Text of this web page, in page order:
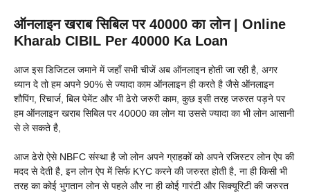
ऑनलाइन खराब सिबिल पर 40000 का लोन | Online
Kharab CIBIL Per 40000 Ka Loan
आज इस डिजिटल जमाने में जहाँ सभी चीजें अब ऑनलाइन होती जा रही है, अगर
ध्यान दे तो हम अपने 90% से ज्यादा काम ऑनलाइन ही करते है जैसे ऑनलाइन
शौपिंग, रिचार्ज, बिल पेमेंट और भी ढेरो जरुरी काम, कुछ इसी तरह जरुरत पड़ने पर
हम ऑनलाइन खराब सिबिल पर 40000 का लोन या उससे ज्यादा का भी लोन आसानी
से ले सकते है,
आज ढेरो ऐसे NBFC संस्था है जो लोन अपने ग्राहकों को अपने रजिस्टर लोन ऐप की
मदद से देती है, इन लोन ऐप में सिर्फ KYC करने की जरुरत होती है, ना ही किसी भी
तरह का कोई भुगतान लोन से पहले और ना ही कोई गारंटी और सिक्यूरिटी की जरुरत